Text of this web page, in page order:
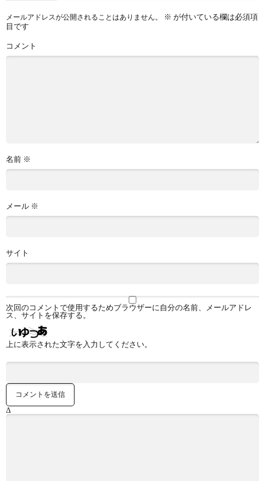
メールアドレスが公開されることはありません。 ※ が付いている欄は必須項
目です
コメント
名前 ※
メール ※
サイト
次回のコメントで使用するためブラウザーに自分の名前、メールアドレ
ス、サイトを保存する。
上に表示された文字を入力してください。
Δ